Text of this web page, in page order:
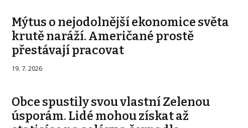
Mýtus o nejodolnější ekonomice světa
krutě naráží. Američané prostě
přestávají pracovat
19. 7. 2026
Obce spustily svou vlastní Zelenou
úsporám. Lidé mohou získat až